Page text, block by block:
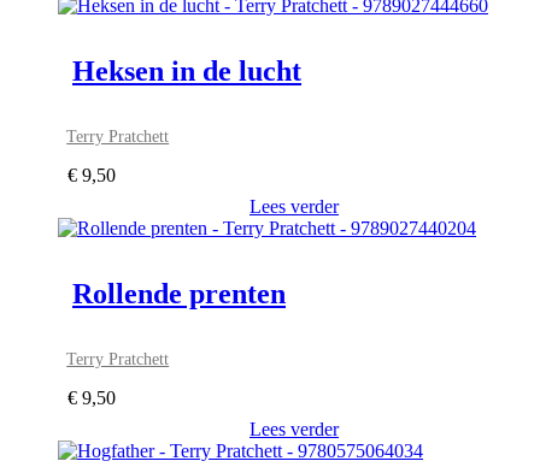
Heksen in de lucht
Terry Pratchett
€ 9,50
Lees verder
Rollende prenten
Terry Pratchett
€ 9,50
Lees verder